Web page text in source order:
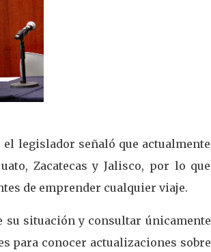
legislador señaló que actualmente
Zacatecas y Jalisco, por lo que
de emprender cualquier viaje.
su situación y consultar únicamente
para conocer actualizaciones sobre